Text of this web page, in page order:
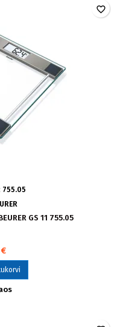
755.05
GS 11 755.05
favorite_border